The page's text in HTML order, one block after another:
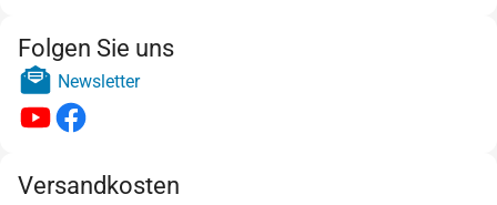
Folgen Sie uns
Newsletter
Versandkosten